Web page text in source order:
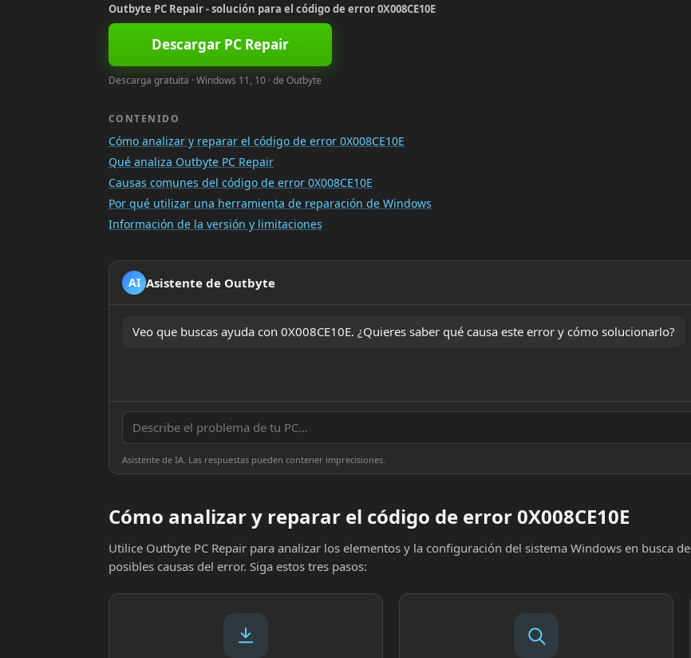
Outbyte PC Repair - solución para el código de error 0X008CE10E
Descargar PC Repair
Descarga gratuita · Windows 11, 10 · de Outbyte
CONTENIDO
Cómo analizar y reparar el código de error 0X008CE10E
Qué analiza Outbyte PC Repair
Causas comunes del código de error 0X008CE10E
Por qué utilizar una herramienta de reparación de Windows
Información de la versión y limitaciones
AI Asistente de Outbyte
Veo que buscas ayuda con 0X008CE10E. ¿Quieres saber qué causa este error y cómo solucionarlo?
Asistente de IA. Las respuestas pueden contener imprecisiones.
Cómo analizar y reparar el código de error 0X008CE10E
Utilice Outbyte PC Repair para analizar los elementos y la configuración del sistema Windows en busca de
posibles causas del error. Siga estos tres pasos: